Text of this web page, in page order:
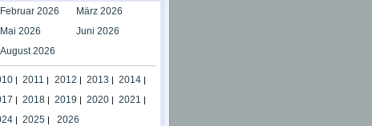
Februar 2026
März 2026
Mai 2026
Juni 2026
August 2026
| 2011 | 2012 | 2013 | 2014|
| 2018| 2019 | 2020| 2021 |
| 2025| 2026